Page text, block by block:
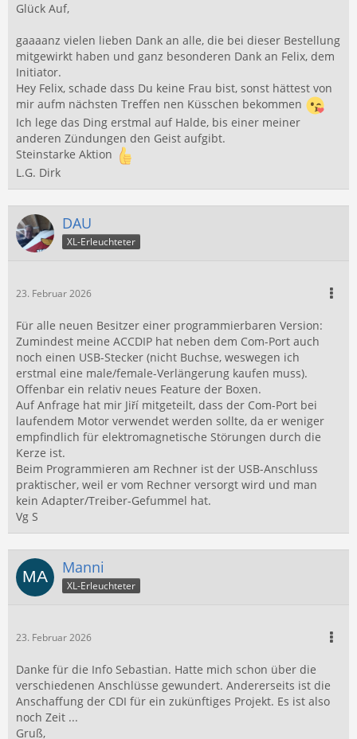
Glück Auf,
gaaaanz vielen lieben Dank an alle, die bei dieser Bestellung
mitgewirkt haben und ganz besonderen Dank an Felix, dem
Initiator.
Hey Felix, schade dass Du keine Frau bist, sonst hättest von
mir aufm nächsten Treffen nen Küsschen bekommen
Ich lege das Ding erstmal auf Halde, bis einer meiner
anderen Zündungen den Geist aufgibt.
Steinstarke Aktion
L.G. Dirk
DAU
XL-Erleuchteter
23. Februar 2026
Für alle neuen Besitzer einer programmierbaren Version:
Zumindest meine ACCDIP hat neben dem Com-Port auch
noch einen USB-Stecker (nicht Buchse, weswegen ich
erstmal eine male/female-Verlängerung kaufen muss).
Offenbar ein relativ neues Feature der Boxen.
Auf Anfrage hat mir Jiří mitgeteilt, dass der Com-Port bei
laufendem Motor verwendet werden sollte, da er weniger
empfindlich für elektromagnetische Störungen durch die
Kerze ist.
Beim Programmieren am Rechner ist der USB-Anschluss
praktischer, weil er vom Rechner versorgt wird und man
kein Adapter/Treiber-Gefummel hat.
Vg S
Manni
XL-Erleuchteter
23. Februar 2026
Danke für die Info Sebastian. Hatte mich schon über die
verschiedenen Anschlüsse gewundert. Andererseits ist die
Anschaffung der CDI für ein zukünftiges Projekt. Es ist also
noch Zeit ...
Gruß,